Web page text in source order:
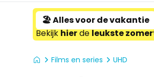
🏖️ Alles voor de vakantie
Bekijkhierdeleukste
Films en series UHD